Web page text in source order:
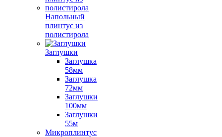
Напольный
плинтус из
полистирола
Заглушки
Заглушка
58мм
Заглушка
72мм
Заглушки
100мм
Заглушки
55м
Микроплинтус